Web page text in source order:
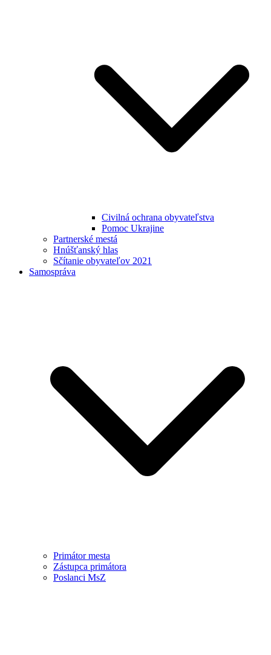
Civilná ochrana obyvateľstva
Pomoc Ukrajine
Partnerské mestá
Hnúšťanský hlas
Sčítanie obyvateľov 2021
Samospráva
Primátor mesta
Zástupca primátora
Poslanci MsZ